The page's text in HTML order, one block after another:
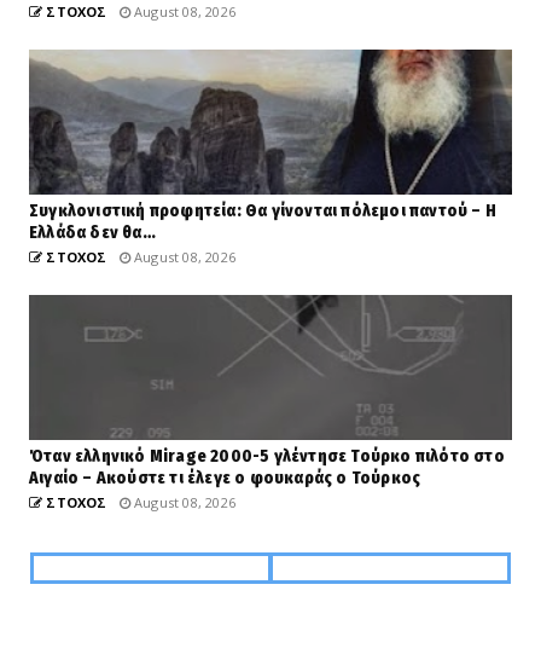
ΣΤΟΧΟΣ August 08, 2026
Συγκλονιστική προφητεία: Θα γίνονται πόλεμοι παντού – Η
Ελλάδα δεν θα…
ΣΤΟΧΟΣ August 08, 2026
Όταν ελληνικό Mirage 2000-5 γλέντησε Τούρκο πιλότο στο
Αιγαίο – Ακούστε τι έλεγε ο φουκαράς ο Τούρκος
ΣΤΟΧΟΣ August 08, 2026